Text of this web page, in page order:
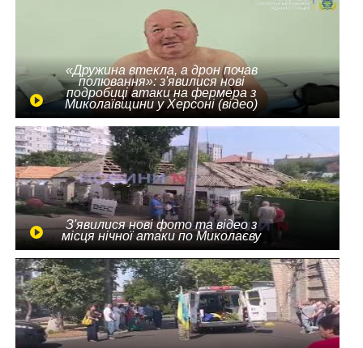
«Дружина втекла, а дрон почав
полювання»: з'явилися нові
подробиці атаки на фермера з
Миколаївщини у Херсоні (відео)
З'явилися нові фото та відео з
місця нічної атаки по Миколаєву